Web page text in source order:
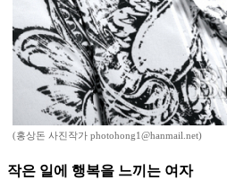
(홍상돈 사진작가 photohong1@hanmail.net)
작은 일에 행복을 느끼는 여자